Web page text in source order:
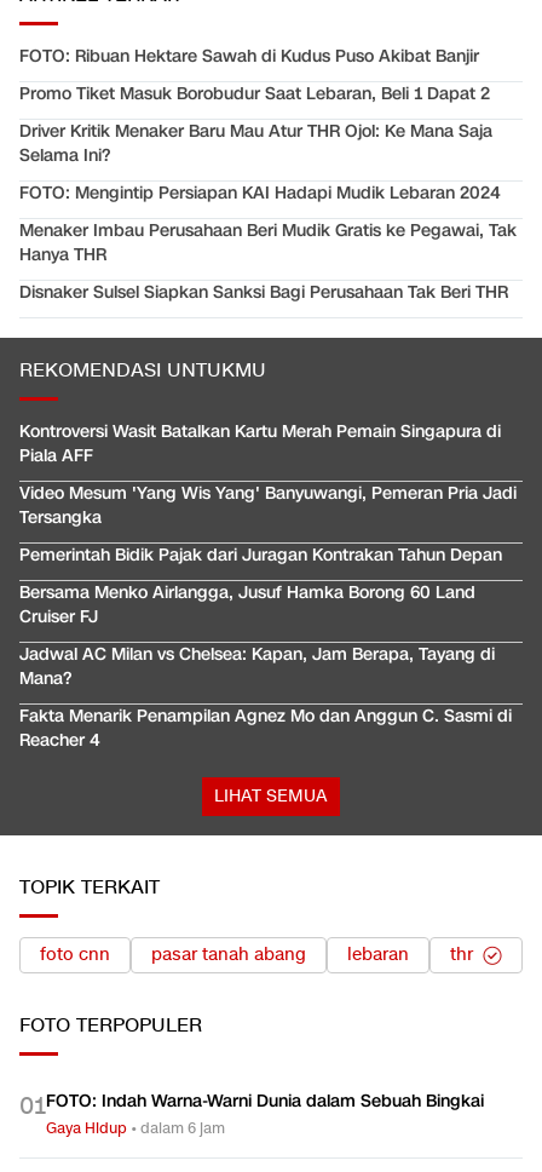
FOTO: Ribuan Hektare Sawah di Kudus Puso Akibat Banjir
Promo Tiket Masuk Borobudur Saat Lebaran, Beli 1 Dapat 2
Driver Kritik Menaker Baru Mau Atur THR Ojol: Ke Mana Saja
Selama Ini?
FOTO: Mengintip Persiapan KAI Hadapi Mudik Lebaran 2024
Menaker Imbau Perusahaan Beri Mudik Gratis ke Pegawai, Tak
Hanya THR
Disnaker Sulsel Siapkan Sanksi Bagi Perusahaan Tak Beri THR
REKOMENDASI UNTUKMU
Kontroversi Wasit Batalkan Kartu Merah Pemain Singapura di
Piala AFF
Video Mesum 'Yang Wis Yang' Banyuwangi, Pemeran Pria Jadi
Tersangka
Pemerintah Bidik Pajak dari Juragan Kontrakan Tahun Depan
Bersama Menko Airlangga, Jusuf Hamka Borong 60 Land
Cruiser FJ
Jadwal AC Milan vs Chelsea: Kapan, Jam Berapa, Tayang di
Mana?
Fakta Menarik Penampilan Agnez Mo dan Anggun C. Sasmi di
Reacher 4
LIHAT SEMUA
TOPIK TERKAIT
foto cnn pasar tanah abang lebaran thr
FOTO TERPOPULER
01FOTO: Indah Warna-Warni Dunia dalam Sebuah Bingkai
Gaya Hidup •dalam 6 jam